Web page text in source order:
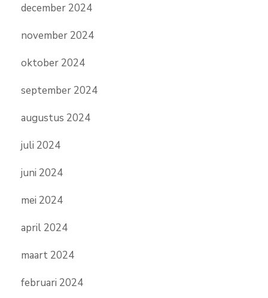
december 2024
november 2024
oktober 2024
september 2024
augustus 2024
juli 2024
juni 2024
mei 2024
april 2024
maart 2024
februari 2024